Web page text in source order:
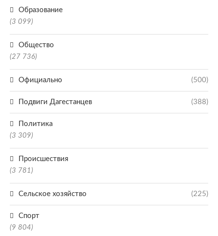
Образование
(3 099)
Общество
(27 736)
Официально (500)
Подвиги Дагестанцев (388)
Политика
(3 309)
Происшествия
(3 781)
Сельское хозяйство (225)
Спорт
(9 804)